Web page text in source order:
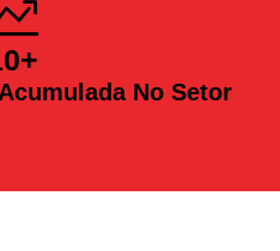
No Setor
+